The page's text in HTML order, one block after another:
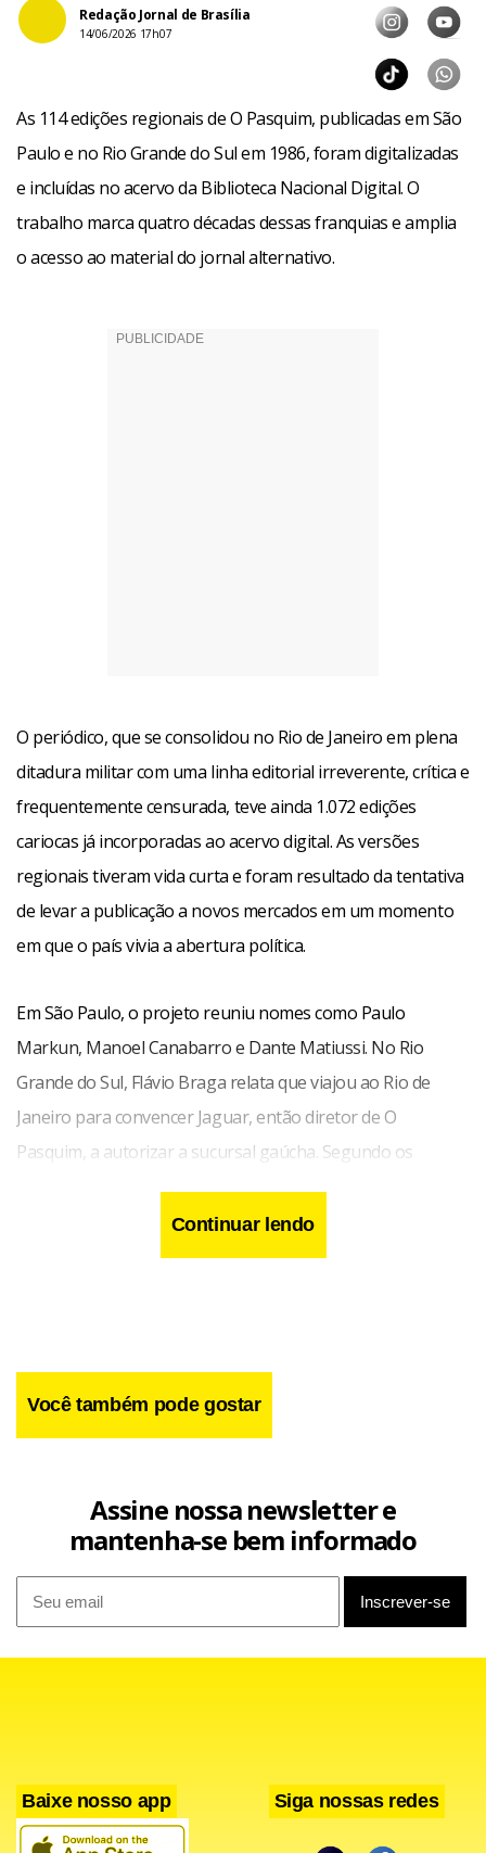
Redação Jornal de Brasília
14/06/2026 17h07
As 114 edições regionais de O Pasquim, publicadas em São
Paulo e no Rio Grande do Sul em 1986, foram digitalizadas
e incluídas no acervo da Biblioteca Nacional Digital. O
trabalho marca quatro décadas dessas franquias e amplia
o acesso ao material do jornal alternativo.
O periódico, que se consolidou no Rio de Janeiro em plena
ditadura militar com uma linha editorial irreverente, crítica e
frequentemente censurada, teve ainda 1.072 edições
cariocas já incorporadas ao acervo digital. As versões
regionais tiveram vida curta e foram resultado da tentativa
de levar a publicação a novos mercados em um momento
em que o país vivia a abertura política.
Em São Paulo, o projeto reuniu nomes como Paulo
Markun, Manoel Canabarro e Dante Matiussi. No Rio
Grande do Sul, Flávio Braga relata que viajou ao Rio de
Janeiro para convencer Jaguar, então diretor de O
Pasquim, a autorizar a sucursal gaúcha. Segundo os
participantes, as edições locais mantiveram o tom satírico e
trataram de pautas regionais, além de abrigarem
entrevistas, reportagens, charges e colaborações de
perfis de comportamento e elementos da contracultura,
como liberdade sexual e uso recreativo de drogas. As
Continuar lendo
Você também pode gostar
Assine nossa newsletter e
mantenha-se bem informado
Baixe nosso app Siga nossas redes